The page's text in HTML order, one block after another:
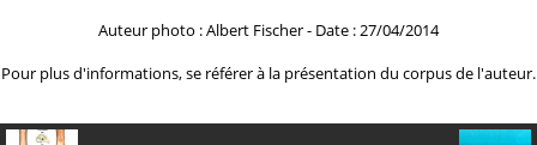
Auteur photo : Albert Fischer - Date : 27/04/2014
Pour plus d'informations, se référer à la présentation du corpus de l'auteur.